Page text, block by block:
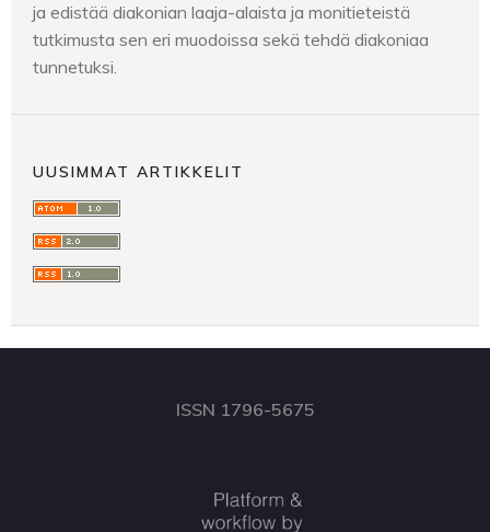
ja edistää diakonian laaja-alaista ja monitieteistä
tutkimusta sen eri muodoissa sekä tehdä diakoniaa
tunnetuksi.
UUSIMMAT ARTIKKELIT
ISSN 1796-5675